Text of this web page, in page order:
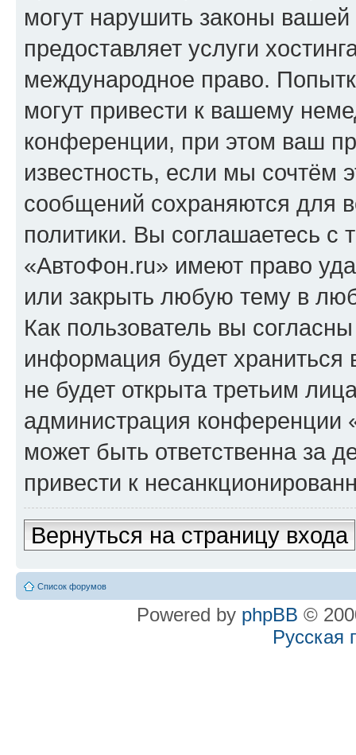
могут нарушить законы
предоставляет услуги
международное право.
могут привести к вашему
конференции, при этом ваш
известность, если мы сочтём
сообщений сохраняются для
политики. Вы соглашаетесь
«АвтоФон.ru» имеют право
или закрыть любую тему в
Как пользователь вы
информация будет
не будет открыта третьим
администрация конференции
может быть ответственна за
привести к
Вернуться на страницу входа
Список форумов
Powered by phpBB ©
Русская